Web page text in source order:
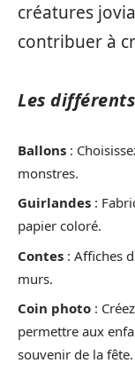
créatures
contribuer à
Les
Ballons :
monstres.
Guirlandes :
papier coloré.
Contes : Affiches
murs.
Coin photo :
permettre aux
souvenir de la fête.